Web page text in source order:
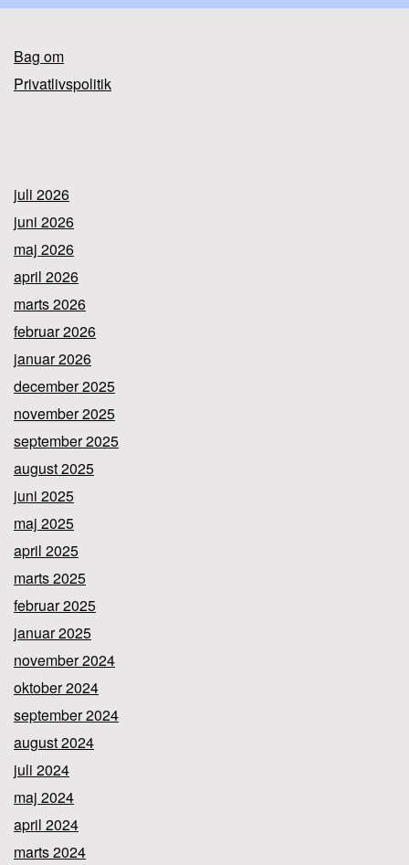
Bag om
Privatlivspolitik
juli 2026
juni 2026
maj 2026
april 2026
marts 2026
februar 2026
januar 2026
december 2025
november 2025
september 2025
august 2025
juni 2025
maj 2025
april 2025
marts 2025
februar 2025
januar 2025
november 2024
oktober 2024
september 2024
august 2024
juli 2024
maj 2024
april 2024
marts 2024